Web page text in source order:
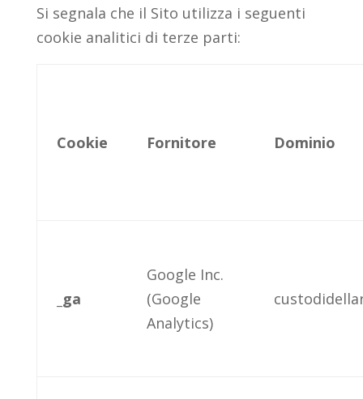
Si segnala che il Sito utilizza i seguenti
cookie analitici di terze parti:
Cookie Fornitore Dominio
_ga
Google Inc.
(Google
Analytics)